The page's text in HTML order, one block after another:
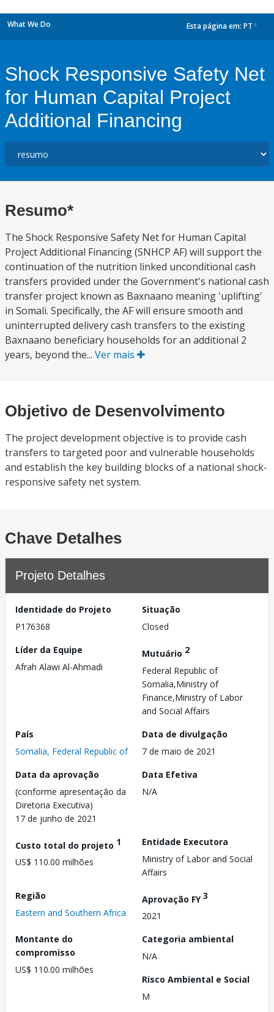
What We Do Esta página em: PT
Shock Responsive Safety Net
for Human Capital Project
Additional Financing
Resumo*
The Shock Responsive Safety Net for Human Capital
Project Additional Financing (SNHCP AF) will support the
continuation of the nutrition linked unconditional cash
transfers provided under the Government's national cash
transfer project known as Baxnaano meaning 'uplifting'
in Somali. Specifically, the AF will ensure smooth and
uninterrupted delivery cash transfers to the existing
Baxnaano beneficiary households for an additional 2
years, beyond the... Ver mais
Objetivo de Desenvolvimento
The project development objective is to provide cash
transfers to targeted poor and vulnerable households
and establish the key building blocks of a national shock-
responsive safety net system.
Chave Detalhes
Projeto Detalhes
Identidade do Projeto
P176368
Situação
Closed
Líder da Equipe
Afrah Alawi Al-Ahmadi
Mutuário 2
Federal Republic of
Somalia,Ministry of
Finance,Ministry of Labor
and Social Affairs
País
Somalia, Federal Republic of
Data de divulgação
7 de maio de 2021
Data da aprovação
(conforme apresentação da
Diretoria Executiva)
17 de junho de 2021
Data Efetiva
N/A
Custo total do projeto 1
US$ 110.00 milhões
Entidade Executora
Ministry of Labor and Social
Affairs
Região
Eastern and Southern Africa
Aprovação FY3
2021
Montante do
compromisso
US$ 110.00 milhões
Categoria ambiental
N/A
Risco Ambiental e Social
M